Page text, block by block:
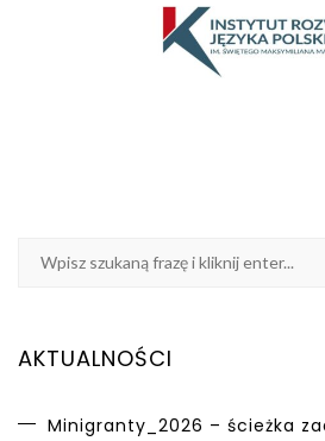
AKTUALNOŚCI
Minigranty_2026 – ścieżka